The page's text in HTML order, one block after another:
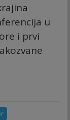
u
i prvi